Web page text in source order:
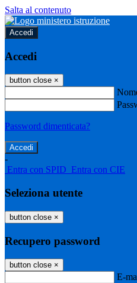
Salta al contenuto
Accedi
Accedi
button close ×
Password dimenticata?
-
Entra con SPID Entra con CIE
Seleziona utente
button close ×
Recupero password
button close ×
E-